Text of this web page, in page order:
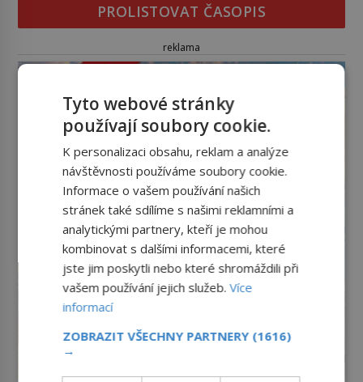
PROLISTOVAT ČASOPIS
reklama
Tyto webové stránky
používají soubory cookie.
K personalizaci obsahu, reklam a analýze
návštěvnosti používáme soubory cookie.
Informace o vašem používání našich
stránek také sdílíme s našimi reklamními a
analytickými partnery, kteří je mohou
kombinovat s dalšími informacemi, které
jste jim poskytli nebo které shromáždili při
vašem používání jejich služeb.Více
informací
ZOBRAZIT VŠECHNY PARTNERY (1616)
→